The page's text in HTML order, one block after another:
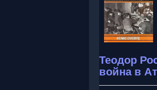
Теодор
война в